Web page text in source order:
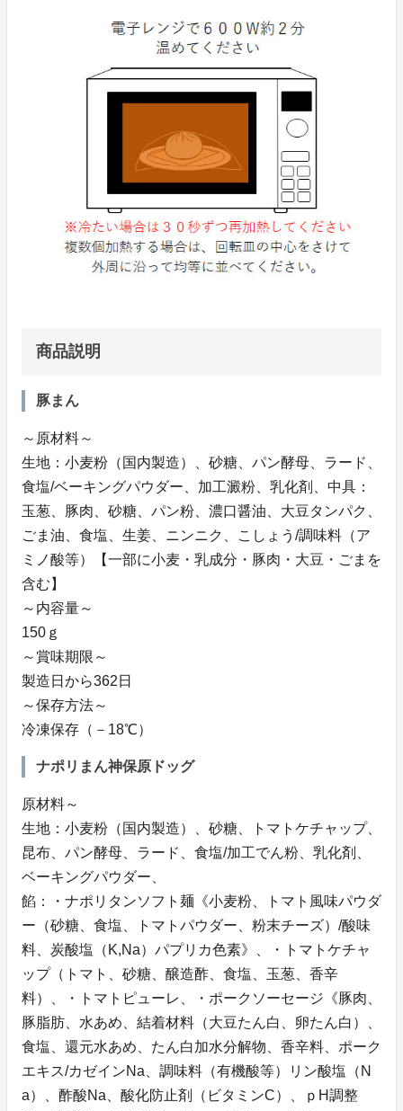
商品説明
豚まん
～原材料～
生地：小麦粉（国内製造）、砂糖、パン酵母、ラード、
食塩/ベーキングパウダー、加工澱粉、乳化剤、中具：
玉葱、豚肉、砂糖、パン粉、濃口醤油、大豆タンパク、
ごま油、食塩、生姜、ニンニク、こしょう/調味料（ア
ミノ酸等）【一部に小麦・乳成分・豚肉・大豆・ごまを
含む】
～内容量～
150ｇ
～賞味期限～
製造日から362日
～保存方法～
冷凍保存（－18℃）
ナポリまん神保原ドッグ
原材料～
生地：小麦粉（国内製造）、砂糖、トマトケチャップ、
昆布、パン酵母、ラード、食塩/加工でん粉、乳化剤、
ベーキングパウダー、
餡：・ナポリタンソフト麺《小麦粉、トマト風味パウダ
ー（砂糖、食塩、トマトパウダー、粉末チーズ）/酸味
料、炭酸塩（K,Na）パプリカ色素》、・トマトケチャ
ップ（トマト、砂糖、醸造酢、食塩、玉葱、香辛
料）、・トマトピューレ、・ポークソーセージ《豚肉、
豚脂肪、水あめ、結着材料（大豆たん白、卵たん白）、
食塩、還元水あめ、たん白加水分解物、香辛料、ポーク
エキス/カゼインNa、調味料（有機酸等）リン酸塩（N
a）、酢酸Na、酸化防止剤（ビタミンC）、ｐH調整